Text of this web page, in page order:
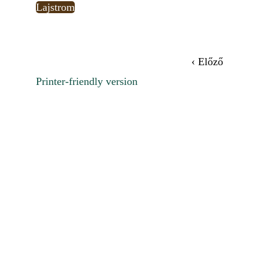
Lajstrom
‹ Előző
Printer-friendly version